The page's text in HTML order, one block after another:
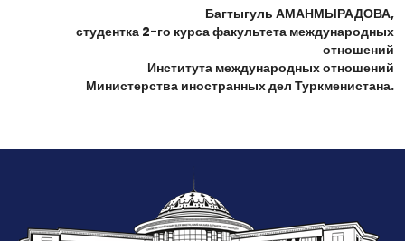
Багтыгуль АМАНМЫРАДОВА,
студентка 2-го курса факультета международных
отношений
Института международных отношений
Министерства иностранных дел Туркменистана.